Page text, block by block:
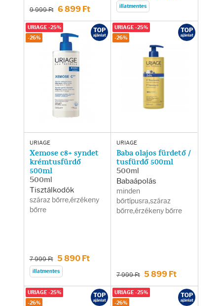
9 999 Ft 6 899 Ft illatmentes
URIAGE
Xemose c8+ syndet
krémtusfürdő
500ml
500ml
Tisztálkodók
száraz bőrre,érzékeny
bőrre
7 999 Ft 5 890 Ft
illatmentes
URIAGE -25%
-26%
URIAGE
Baba olajos fürdető /
tusfürdő 500ml
500ml
Babaápolás
minden
bőrtípusra,száraz
bőrre,érzékeny bőrre
7 999 Ft 5 899 Ft
URIAGE -25%
-26%
URIAGE -25%
-26%
URIAGE -25%
-26%
Hajhullás kezelése
Testápolás
Tisztálkodók
Kézkrémek
Egészség
Orrsprayk
Torokpasztillák